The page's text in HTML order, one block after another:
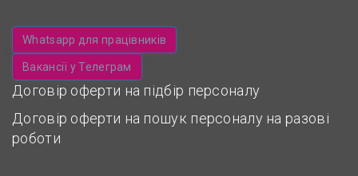
Whatsapp для працівників
Вакансії у Телеграм
Договір оферти на підбір персоналу
Договір оферти на пошук персоналу на разові
роботи